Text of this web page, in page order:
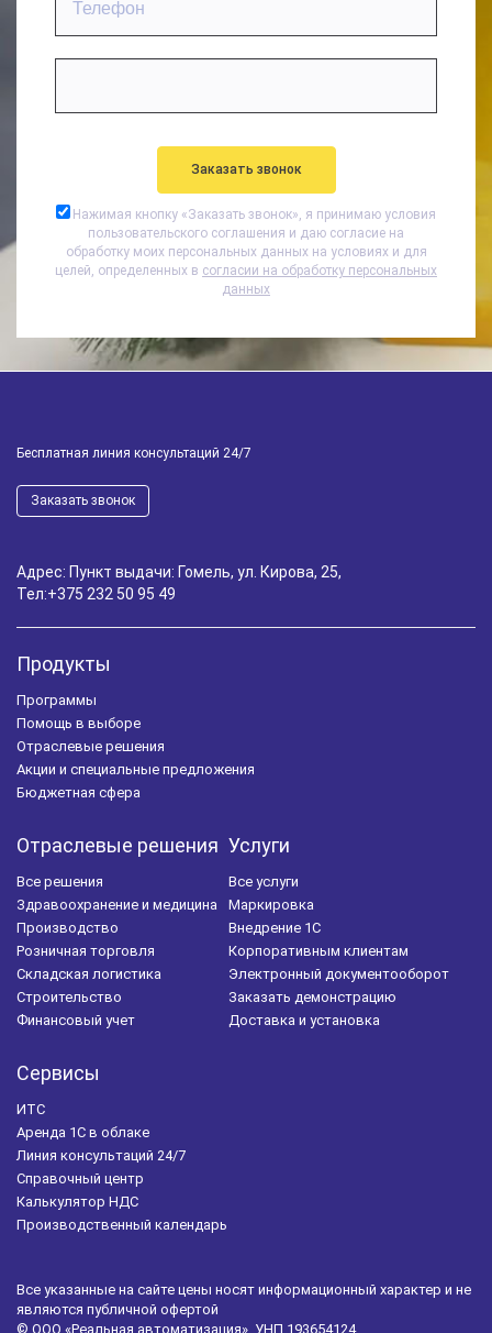
Нажимая кнопку «Заказать звонок», я принимаю условия
пользовательского соглашения и даю согласие на
обработку моих персональных данных на условиях и для
целей, определенных в согласии на обработку персональных
данных
Бесплатная линия консультаций 24/7
Заказать звонок
Адрес: Пункт выдачи: Гомель, ул. Кирова, 25,
Тел:+375 232 50 95 49
Продукты
Программы
Помощь в выборе
Отраслевые решения
Акции и специальные предложения
Бюджетная сфера
Отраслевые решения
Все решения
Здравоохранение и медицина
Производство
Розничная торговля
Складская логистика
Строительство
Финансовый учет
Услуги
Все услуги
Маркировка
Внедрение 1С
Корпоративным клиентам
Электронный документооборот
Заказать демонстрацию
Доставка и установка
Сервисы
ИТС
Аренда 1С в облаке
Линия консультаций 24/7
Справочный центр
Калькулятор НДС
Производственный календарь
Все указанные на сайте цены носят информационный характер и не
являются публичной офертой
© ООО «Реальная автоматизация», УНП 193654124